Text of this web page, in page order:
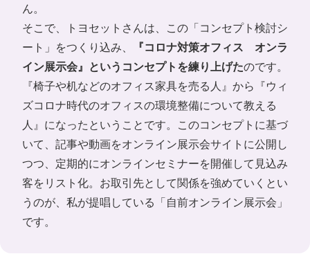
ん。
そこで、トヨセットさんは、この「コンセプト検討シ
ート」をつくり込み、
『コロナ対策オフィス オンラ
イン展示会』というコンセプトを練り上げたのです。
『椅子や机などのオフィス家具を売る人』から『ウィ
ズコロナ時代のオフィスの環境整備について教える
人』になったということです。このコンセプトに基づ
いて、記事や動画をオンライン展示会サイトに公開し
つつ、定期的にオンラインセミナーを開催して見込み
客をリスト化。お取引先として関係を強めていくとい
うのが、私が提唱している「自前オンライン展示会」
です。